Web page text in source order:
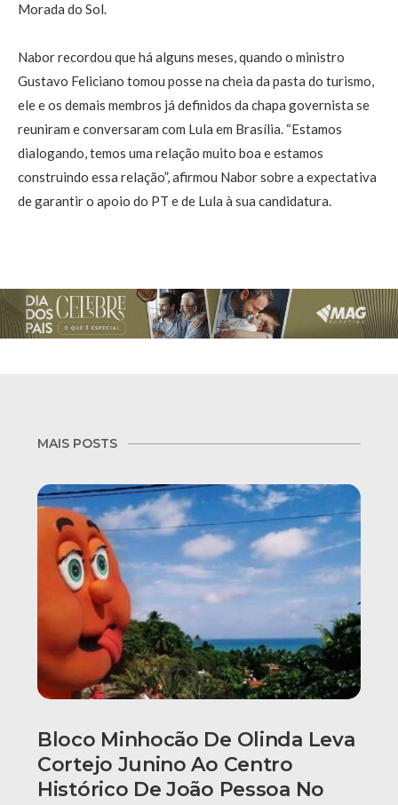
Morada do Sol.
Nabor recordou que há alguns meses, quando o ministro
Gustavo Feliciano tomou posse na cheia da pasta do turismo,
ele e os demais membros já definidos da chapa governista se
reuniram e conversaram com Lula em Brasília. “Estamos
dialogando, temos uma relação muito boa e estamos
construindo essa relação”, afirmou Nabor sobre a expectativa
de garantir o apoio do PT e de Lula à sua candidatura.
MAIS POSTS
Bloco Minhocão De Olinda Leva
Cortejo Junino Ao Centro
Histórico De João Pessoa No